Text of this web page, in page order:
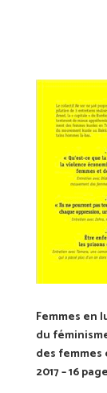
Femmes en
du
des femmes
2017 – 16